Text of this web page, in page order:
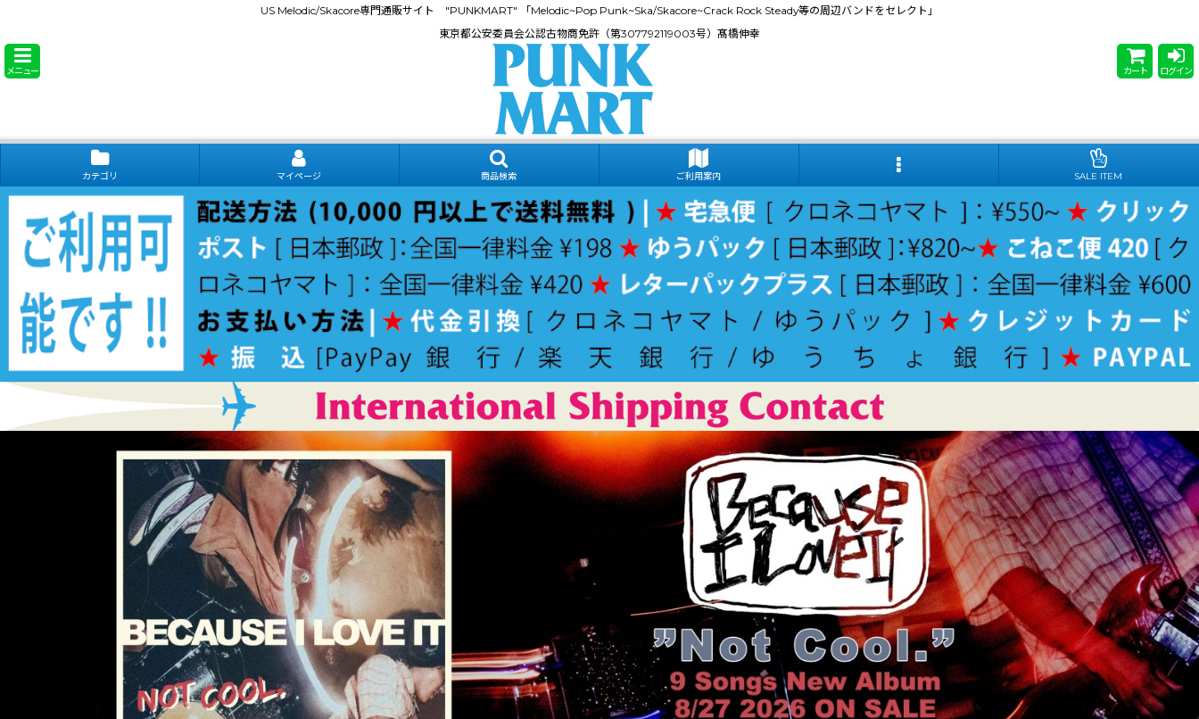
US Melodic/Skacore専門通販サイト "PUNKMART" 「Melodic~Pop Punk~Ska/Skacore~Crack Rock Steady等の周辺バンドをセレクト」
東京都公安委員会公認古物商免許（第307792119003号）髙橋伸幸
メニュー カート ログイン
カテゴリ マイページ 商品検索 ご利用案内 SALE ITEM